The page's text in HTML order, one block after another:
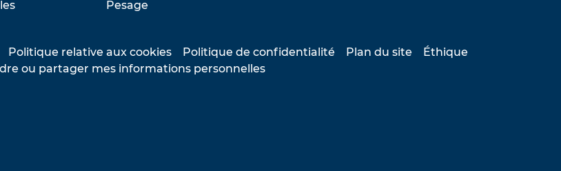
Pesage
Politique relative aux cookies Politique de confidentialité Plan du site
Éthique
ou partager mes informations personnelles